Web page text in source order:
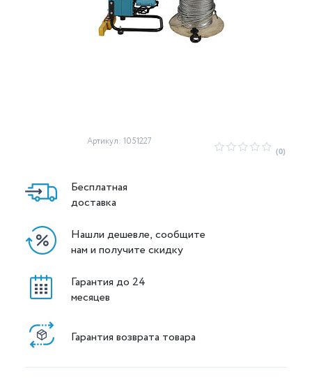
Артикул: 1051227
(0)
Бесплатная
доставка
Нашли дешевле, сообщите
нам и получите скидку
Гарантия до 24
месяцев
Гарантия возврата товара